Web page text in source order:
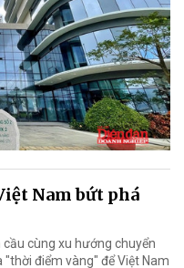
Nam bứt phá
cùng xu hướng chuyển
điểm vàng" để Việt Nam